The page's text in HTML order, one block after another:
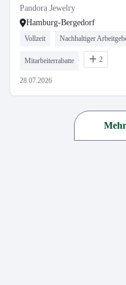
Pandora Jewelry
Hamburg-Bergedorf
Vollzeit Nachhaltiger
Mitarbeiterrabatte 2
28.07.2026